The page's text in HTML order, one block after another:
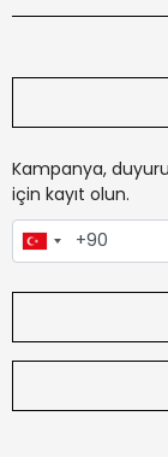
Kampanya,
için kayıt olun.